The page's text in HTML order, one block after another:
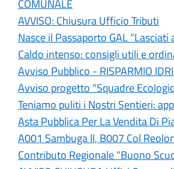
COMUNALE
AVVISO: Chiusura Ufficio Tributi
Nasce il Passaporto GAL “Lasciati
Caldo intenso: consigli utili e
Avviso Pubblico - RISPARMIO
Avviso progetto “Squadre
Teniamo puliti i Nostri Sentieri:
Asta Pubblica Per La Vendita Di
A001 Sambuga II, B007 Col
Contributo Regionale "Buono